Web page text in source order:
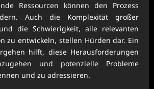
Ressourcen können den Prozess
Auch die Komplexität großer
die Schwierigkeit, alle relevanten
zu entwickeln, stellen Hürden dar. Ein
hilft, diese Herausforderungen
und potenzielle Probleme
und zu adressieren.